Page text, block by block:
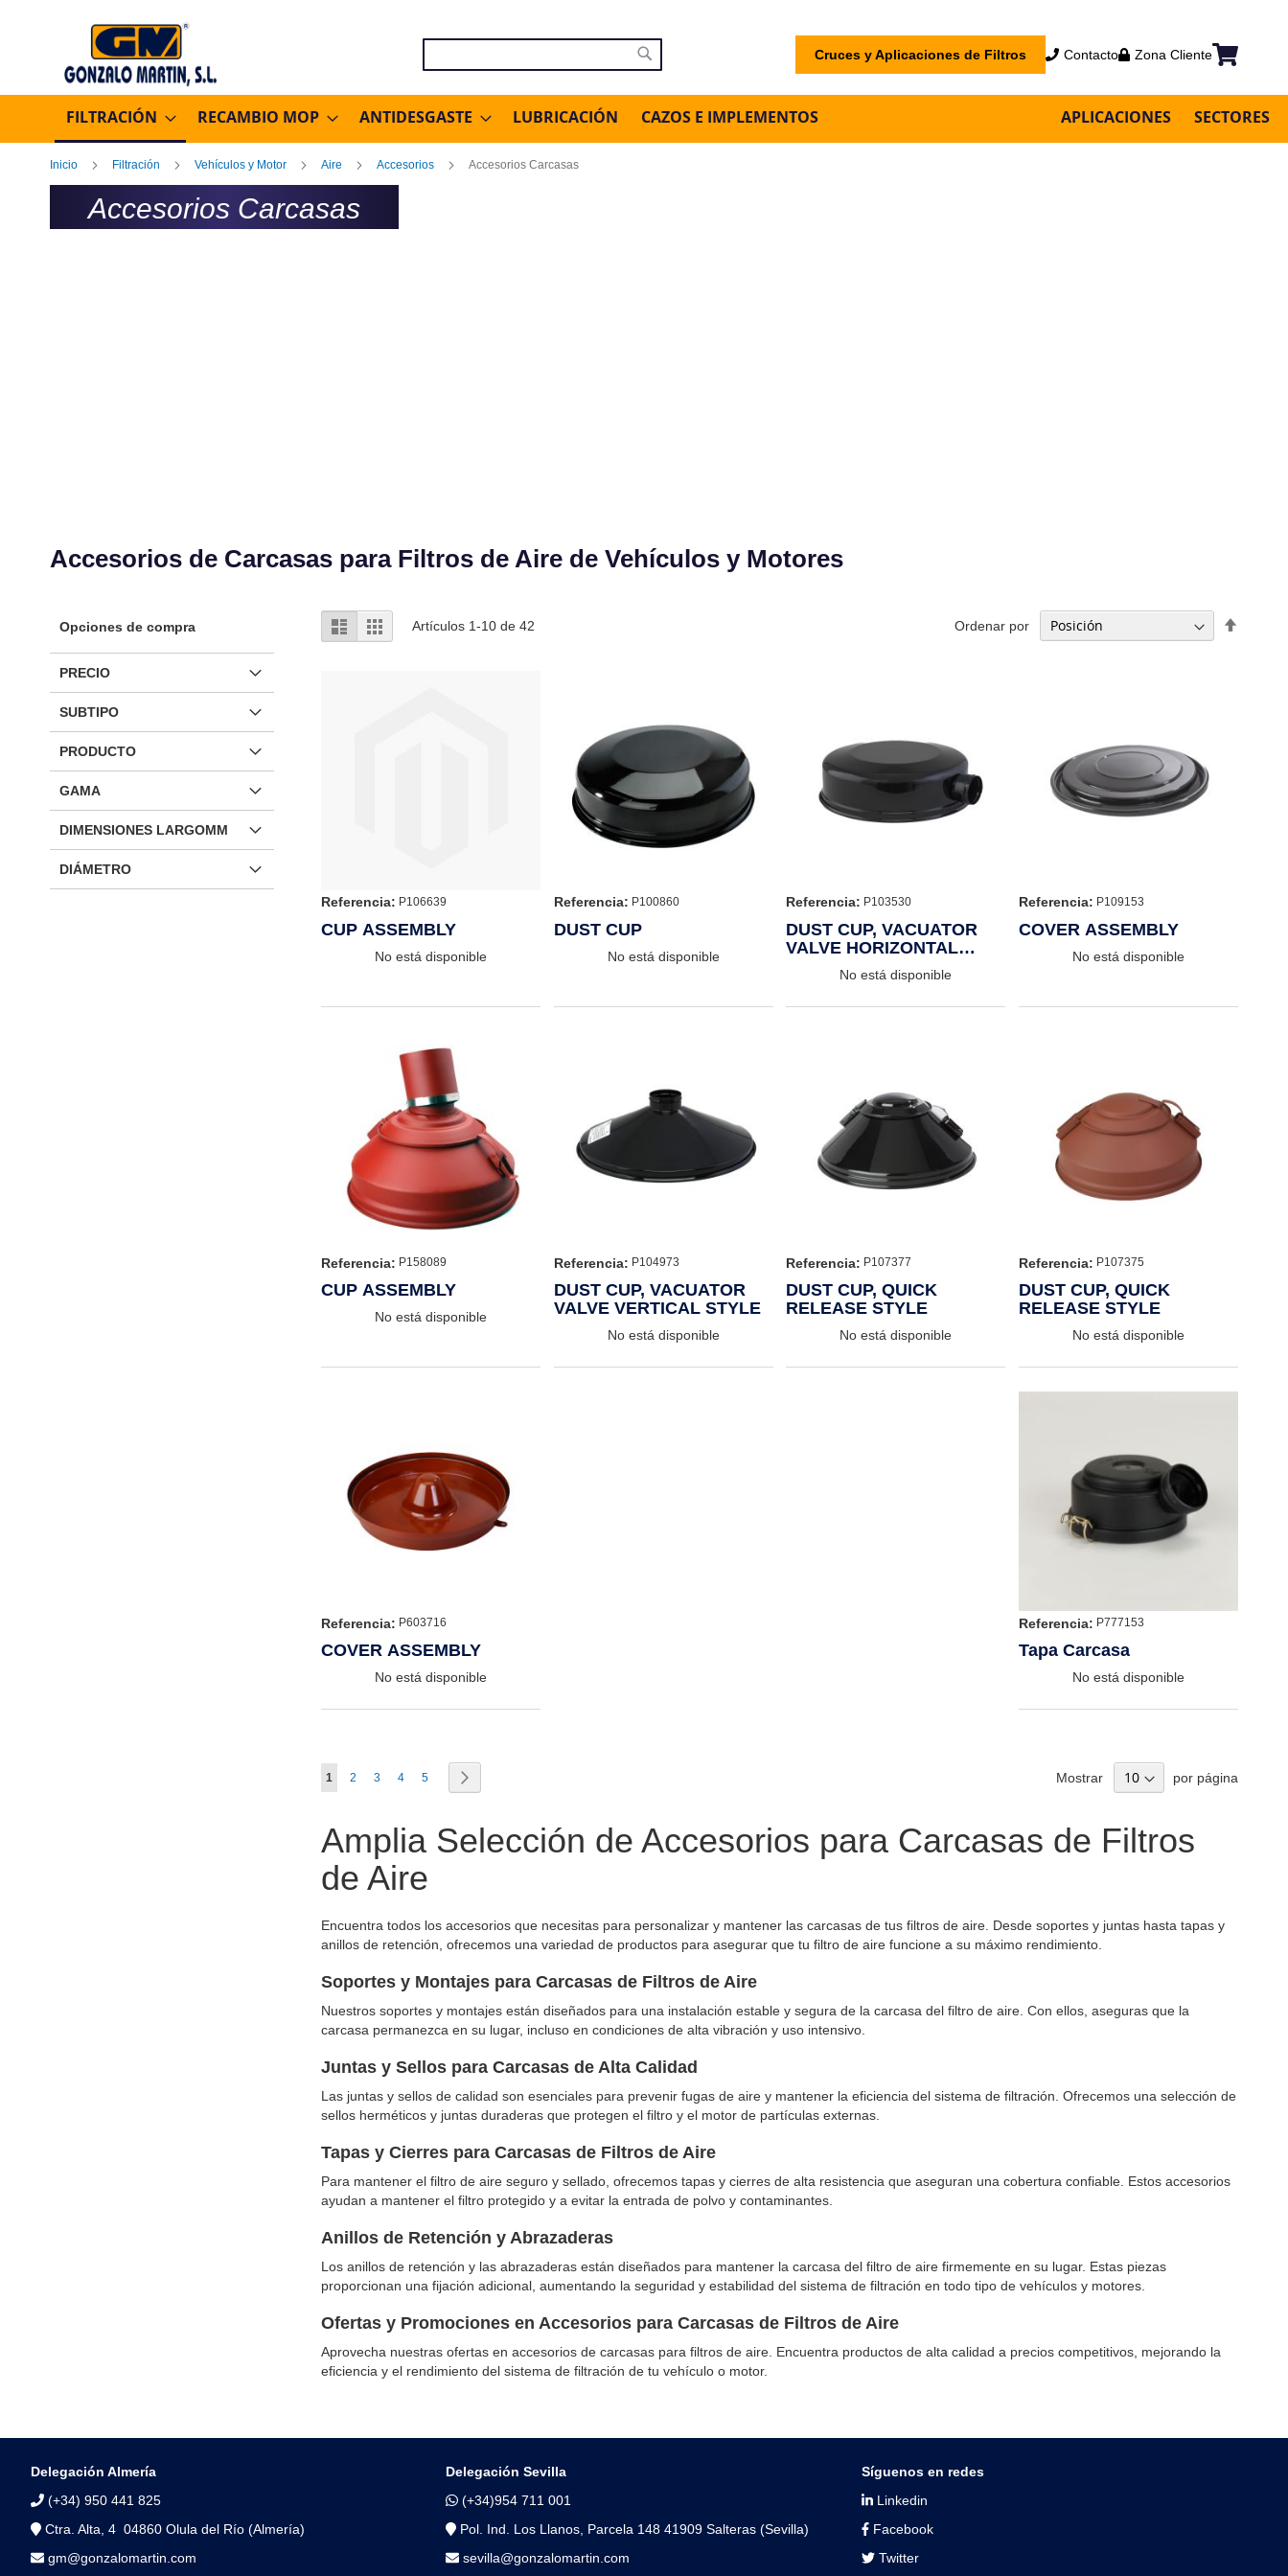
Cruces y Aplicaciones de Filtros Contacto Zona Cliente
Mi cesta
Buscar
FILTRACIÓN RECAMBIO MOP ANTIDESGASTE LUBRICACIÓN CAZOS E IMPLEMENTOS SECTORES
APLICACIONES
Inicio Filtración Vehículos y Motor Aire Accesorios Accesorios Carcasas
Accesorios Carcasas
Accesorios de Carcasas para Filtros de Aire de Vehículos y Motores
Ver
como
Lista ParrillaArtículos 1-10 de42 Ordenar por
Referencia: P106639
CUP ASSEMBLY
No está disponible
Referencia: P100860
DUST CUP
No está disponible
Referencia: P103530
DUST CUP, VACUATOR
VALVE HORIZONTAL
STYLENo está disponible
Referencia: P109153
COVER ASSEMBLY
No está disponible
Referencia: P158089
CUP ASSEMBLY
No está disponible
Referencia: P104973
DUST CUP, VACUATOR
VALVE VERTICAL STYLE
No está disponible
Referencia: P107377
DUST CUP, QUICK
RELEASE STYLE
No está disponible
Referencia: P107375
DUST CUP, QUICK
RELEASE STYLE
No está disponible
Referencia: P603716
COVER ASSEMBLY
No está disponible
Referencia: P777153
Tapa Carcasa
No está disponible
Página
Actualmente estás leyendo página
1 Página
2 Página
3 Página
4 Página
5 Mostrar por página
Amplia Selección de Accesorios para Carcasas de Filtros
de Aire
Encuentra todos los accesorios que necesitas para personalizar y mantener las carcasas de tus filtros de aire. Desde soportes y juntas hasta tapas y
anillos de retención, ofrecemos una variedad de productos para asegurar que tu filtro de aire funcione a su máximo rendimiento.
Soportes y Montajes para Carcasas de Filtros de Aire
Nuestros soportes y montajes están diseñados para una instalación estable y segura de la carcasa del filtro de aire. Con ellos, aseguras que la
carcasa permanezca en su lugar, incluso en condiciones de alta vibración y uso intensivo.
Juntas y Sellos para Carcasas de Alta Calidad
Las juntas y sellos de calidad son esenciales para prevenir fugas de aire y mantener la eficiencia del sistema de filtración. Ofrecemos una selección de
sellos herméticos y juntas duraderas que protegen el filtro y el motor de partículas externas.
Tapas y Cierres para Carcasas de Filtros de Aire
Para mantener el filtro de aire seguro y sellado, ofrecemos tapas y cierres de alta resistencia que aseguran una cobertura confiable. Estos accesorios
ayudan a mantener el filtro protegido y a evitar la entrada de polvo y contaminantes.
Anillos de Retención y Abrazaderas
Los anillos de retención y las abrazaderas están diseñados para mantener la carcasa del filtro de aire firmemente en su lugar. Estas piezas
proporcionan una fijación adicional, aumentando la seguridad y estabilidad del sistema de filtración en todo tipo de vehículos y motores.
Ofertas y Promociones en Accesorios para Carcasas de Filtros de Aire
Aprovecha nuestras ofertas en accesorios de carcasas para filtros de aire. Encuentra productos de alta calidad a precios competitivos, mejorando la
eficiencia y el rendimiento del sistema de filtración de tu vehículo o motor.
Opciones de compra
PRECIO
SUBTIPO
PRODUCTO
GAMA
DIMENSIONES LARGOMM
DIÁMETRO
Delegación Almería
(+34) 950 441 825
Ctra. Alta, 4 04860 Olula del Río (Almería)
gm@gonzalomartin.com
Delegación Sevilla
(+34)954 711 001
Pol. Ind. Los Llanos, Parcela 148 41909 Salteras (Sevilla)
sevilla@gonzalomartin.com
Síguenos en redes
Linkedin
Facebook
Twitter